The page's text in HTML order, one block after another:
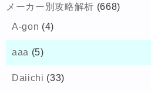
メーカー別攻略解析 (668)
A-gon (4)
aaa (5)
Daiichi (33)